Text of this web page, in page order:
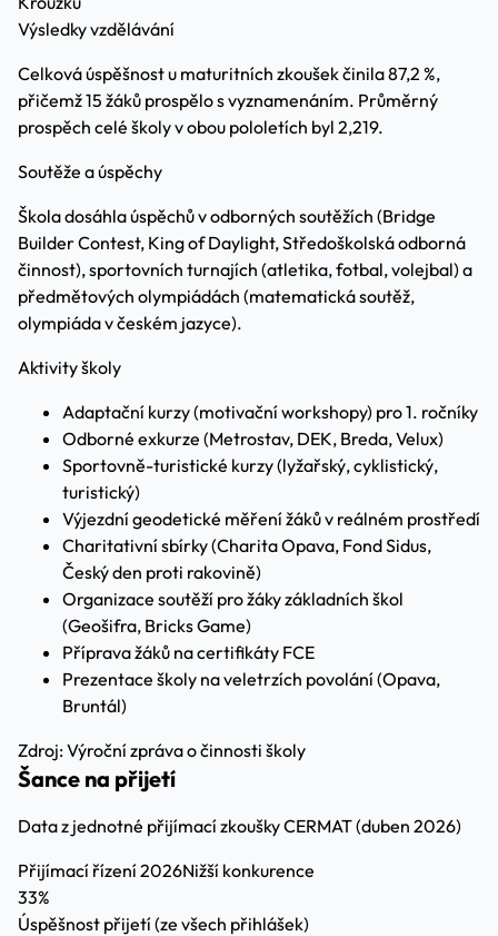
Výsledky vzdělávání
Celková úspěšnost u maturitních zkoušek činila 87,2 %,
přičemž 15 žáků prospělo s vyznamenáním. Průměrný
prospěch celé školy v obou pololetích byl 2,219.
Soutěže a úspěchy
Škola dosáhla úspěchů v odborných soutěžích (Bridge
Builder Contest, King of Daylight, Středoškolská odborná
činnost), sportovních turnajích (atletika, fotbal, volejbal) a
předmětových olympiádách (matematická soutěž,
olympiáda v českém jazyce).
Aktivity školy
Adaptační kurzy (motivační workshopy) pro 1. ročníky
Odborné exkurze (Metrostav, DEK, Breda, Velux)
Sportovně-turistické kurzy (lyžařský, cyklistický,
turistický)
Výjezdní geodetické měření žáků v reálném prostředí
Charitativní sbírky (Charita Opava, Fond Sidus,
Český den proti rakovině)
Organizace soutěží pro žáky základních škol
(Geošifra, Bricks Game)
Příprava žáků na certifikáty FCE
Prezentace školy na veletrzích povolání (Opava,
Bruntál)
Zdroj: Výroční zpráva o činnosti školy
Šance na přijetí
Data z jednotné přijímací zkoušky CERMAT (duben 2026)
Přijímací řízení 2026Nižší konkurence
33%
Úspěšnost přijetí(ze všech přihlášek)